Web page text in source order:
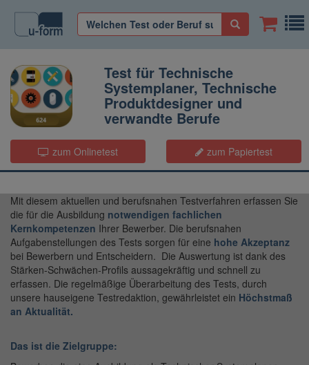
Test für Technische
Systemplaner, Technische
Produktdesigner und
verwandte Berufe
Bestellnummer: 624
zum Onlinetest zum Papiertest
Mit diesem aktuellen und berufsnahen Testverfahren erfassen Sie
die für die Ausbildung notwendigen fachlichen
Kernkompetenzen Ihrer Bewerber. Die berufsnahen
Aufgabenstellungen des Tests sorgen für eine hohe Akzeptanz
bei Bewerbern und Entscheidern. Die Auswertung ist dank des
Stärken-Schwächen-Profils aussagekräftig und schnell zu
erfassen. Die regelmäßige Überarbeitung des Tests, durch
unsere hauseigene Testredaktion, gewährleistet ein Höchstmaß
an Aktualität.
Das ist die Zielgruppe: